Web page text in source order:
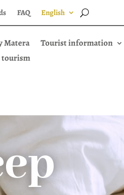
FAQ English
Matera Tourist information
tourism